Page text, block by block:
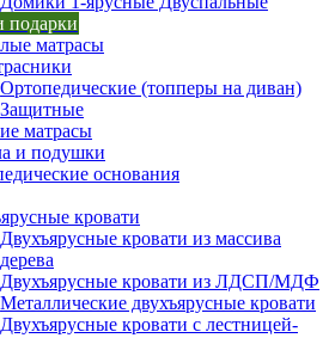
подарки
матрасы
Ортопедические (топперы на диван)
Защитные
матрасы
и подушки
основания
кровати
Двухъярусные кровати из массива
дерева
Двухъярусные кровати из ЛДСП/МДФ
Металлические двухъярусные кровати
Двухъярусные кровати с лестницей-